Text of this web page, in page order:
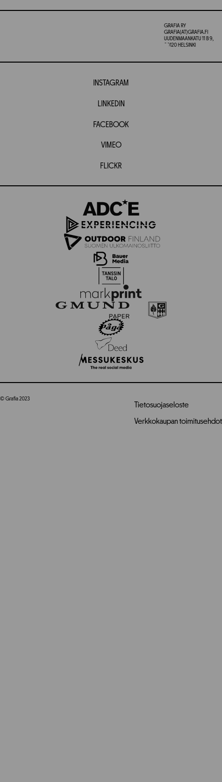
GRAFIA RY
GRAFIA(AT)GRAFIA.FI
UUDENMAANKATU 11 B 9,
00120 HELSINKI
INSTAGRAM
LINKEDIN
FACEBOOK
VIMEO
FLICKR
© Grafia 2023
Tietosuojaseloste
Verkkokaupan toimitusehdot